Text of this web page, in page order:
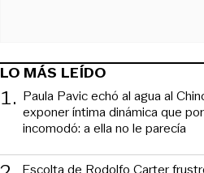
LO MÁS LEÍDO
1. Paula Pavic echó al agua al
exponer íntima dinámica que
incomodó: a ella no le parecía
Escolta de Rodolfo Carter